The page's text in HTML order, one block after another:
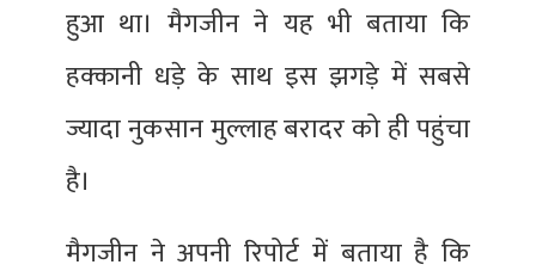
हुआ था। मैगजीन ने यह भी बताया कि
हक्कानी धड़े के साथ इस झगड़े में सबसे
ज्यादा नुकसान मुल्लाह बरादर को ही पहुंचा
है।
मैगजीन ने अपनी रिपोर्ट में बताया है कि